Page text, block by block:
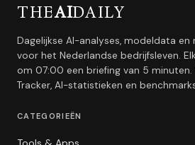
THEAIDAILY
Dagelijkse AI-analyses, modeldata en
voor het Nederlandse bedrijfsleven.
om 07:00 een briefing van 5 minuten.
Tracker, AI-statistieken en
CATEGORIEËN